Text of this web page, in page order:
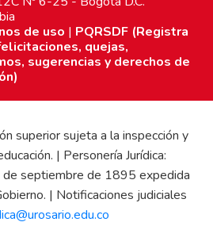
de uso | PQRSDF (Registra
quejas,
sugerencias y derechos de
superior sujeta a la inspección y
| Personería Jurídica:
septiembre de 1895 expedida
| Notificaciones judiciales